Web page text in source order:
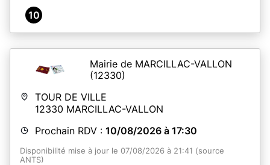
10
Mairie de MARCILLAC-VALLON
(12330)
TOUR DE VILLE
12330 MARCILLAC-VALLON
Prochain RDV : 10/08/2026 à 17:30
Disponibilité mise à jour le 07/08/2026 à 21:41 (source
ANTS)